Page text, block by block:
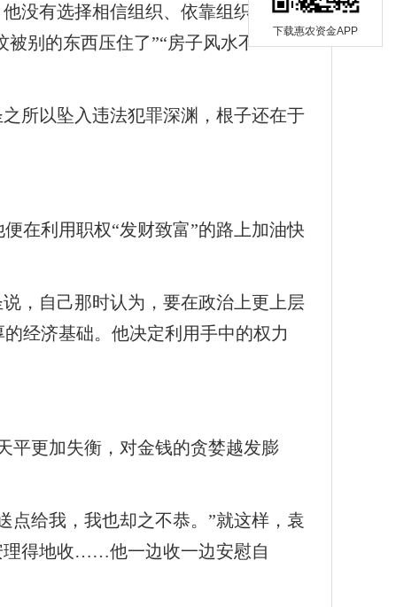
没有选择相信组织、依靠组织，而是
被别的东西压住了”“房子风水不
所以坠入违法犯罪深渊，根子还在于
在利用职权“发财致富”的路上加油快
，自己那时认为，要在政治上更上层
经济基础。他决定利用手中的权力
平更加失衡，对金钱的贪婪越发膨
点给我，我也却之不恭。”就这样，袁
理得地收……他一边收一边安慰自
下载惠农资金APP